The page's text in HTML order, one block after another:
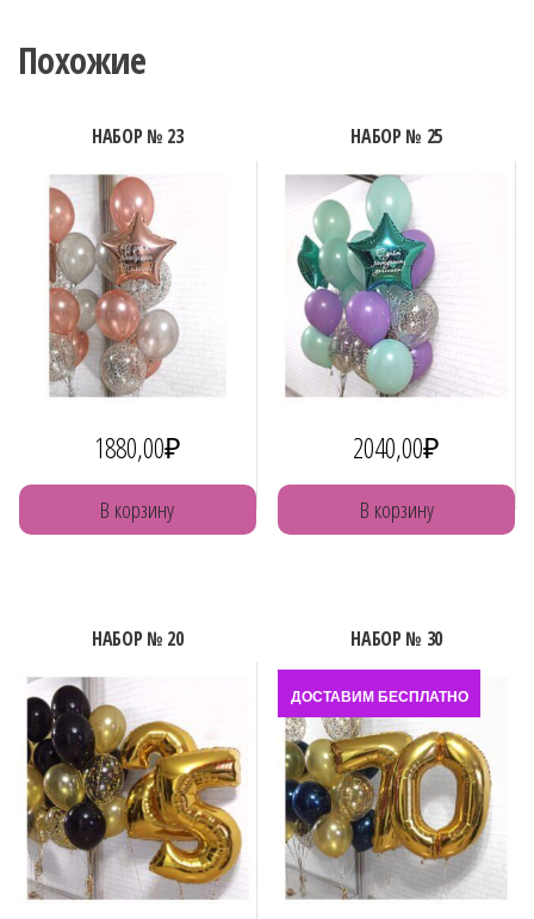
Похожие
НАБОР № 23
1880,00₽
В корзину
НАБОР № 25
2040,00₽
В корзину
НАБОР № 20 НАБОР № 30
ДОСТАВИМ БЕСПЛАТНО